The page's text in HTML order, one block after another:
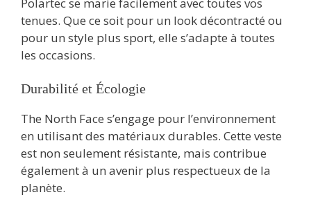
tenues. Que ce soit pour un look décontracté ou
pour un style plus sport, elle s’adapte à toutes
les occasions.
Durabilité et Écologie
The North Face s’engage pour l’environnement
en utilisant des matériaux durables. Cette veste
est non seulement résistante, mais contribue
également à un avenir plus respectueux de la
planète.